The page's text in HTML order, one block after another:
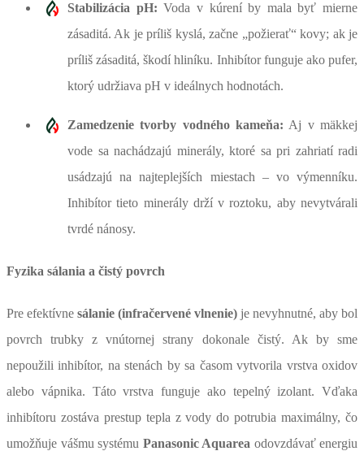
Stabilizácia pH: Voda v kúrení by mala byť mierne
zásaditá. Ak je príliš kyslá, začne „požierať“ kovy; ak je
príliš zásaditá, škodí hliníku. Inhibítor funguje ako pufer,
ktorý udržiava pH v ideálnych hodnotách.
Zamedzenie tvorby vodného kameňa: Aj v mäkkej
vode sa nachádzajú minerály, ktoré sa pri zahriatí radi
usádzajú na najteplejších miestach – vo výmenníku.
Inhibítor tieto minerály drží v roztoku, aby nevytvárali
tvrdé nánosy.
Fyzika sálania a čistý povrch
Pre efektívne sálanie (infračervené vlnenie) je nevyhnutné, aby bol
povrch trubky z vnútornej strany dokonale čistý. Ak by sme
nepoužili inhibítor, na stenách by sa časom vytvorila vrstva oxidov
alebo vápnika. Táto vrstva funguje ako tepelný izolant. Vďaka
inhibítoru zostáva prestup tepla z vody do potrubia maximálny, čo
umožňuje vášmu systému Panasonic Aquarea odovzdávať energiu